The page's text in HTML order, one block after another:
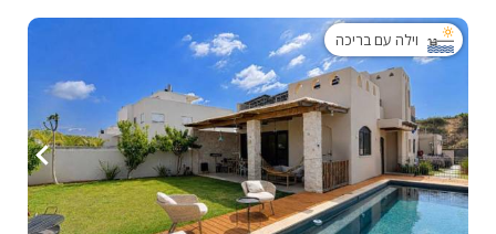
וילה עם בריכה